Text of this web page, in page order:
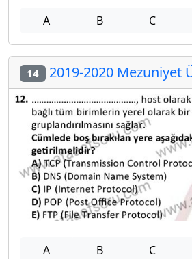
A B C
14 2019-2020 Mezuniyet
A B C